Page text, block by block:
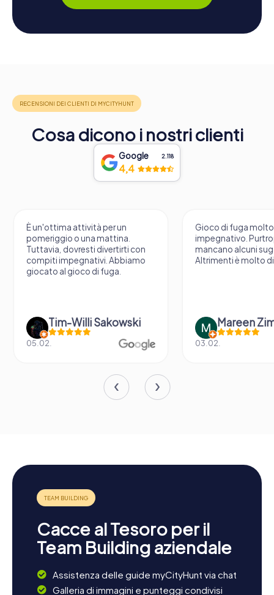
Cosa dicono i nostri clienti
Google 2.118
4,4
È un'ottima attività per un
pomeriggio o una mattina.
Tuttavia, dovresti divertirti con
compiti impegnativi. Abbiamo
giocato al gioco di fuga.
Tim-Willi Sakowski
05.02.
Gioco di fuga molto
impegnativo.
mancano alcuni
Altrimenti è molto
Mareen
03.02.
Cacce al Tesoro per il
Team Building aziendale
Assistenza delle guide myCityHunt via chat
Galleria di immagini e punteggi condivisi